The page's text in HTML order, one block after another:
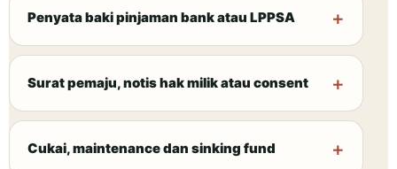
Penyata baki pinjaman bank atau LPPSA
Surat pemaju, notis hak milik atau consent
Cukai, maintenance dan sinking fund